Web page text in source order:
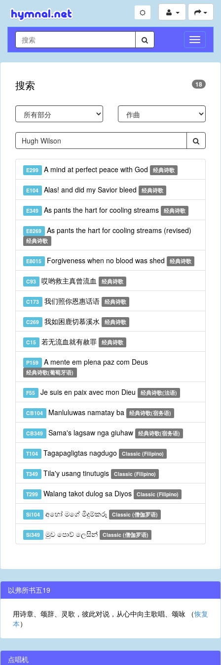
切
换
导
搜索 18
E299 A mind at perfect peace with God 经典诗歌
E104 Alas! and did my Savior bleed 经典诗歌
E349 As pants the hart for cooling streams 经典诗歌
E8269 As pants the hart for cooling streams (revised)
经典诗歌
E8015 Forgiveness when no blood was shed 经典诗歌
C93 哎哟救主真曾流血 经典诗歌
C173 我们照你恩惠话语 经典诗歌
C269 我如困鹿切慕溪水 经典诗歌
C15 若无流血就有赦罪 经典诗歌
P159 A mente em plena paz com Deus
经典诗歌(葡萄牙语)
F55 Je suis en paix avec mon Dieu 经典诗歌(法语)
CB104 Manluluwas namatay ba 经典诗歌(宿务语)
CB349 Sama's lagsaw nga giuhaw 经典诗歌(宿务语)
T104 Tagapagligtas nagdugo Classic (Filipino)
T349 Tila'y usang tinutugis Classic (Filipino)
T299 Walang takot dulog sa Diyos Classic (Filipino)
Si104 අහෝ මගේ මිදුම්කරූ Classic (僧伽罗语)
Si349 මුව පොව් ලෙසින් Classic (僧伽罗语)
以弗所书五19
用诗章、颂辞、灵歌，彼此对说，从心中向主歌唱、颂咏 （恢复
本）
点唱机